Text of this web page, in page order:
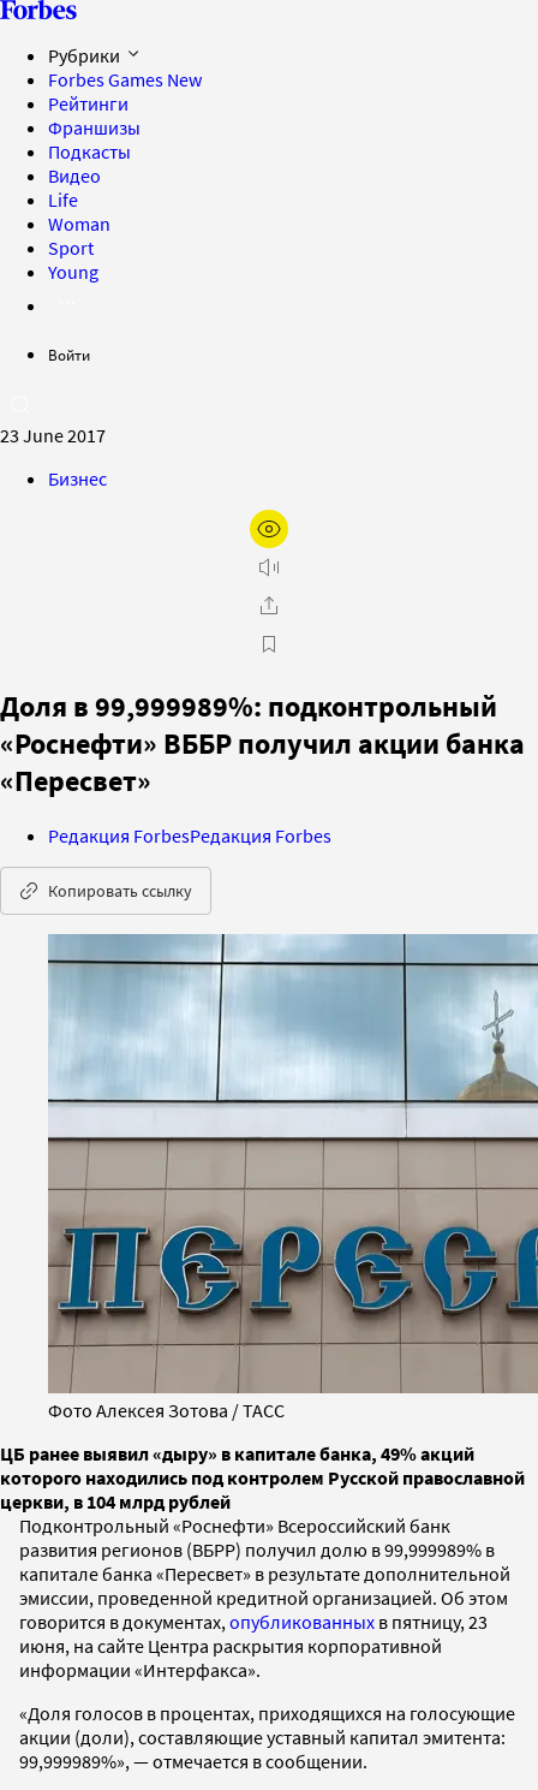
Рубрики
Forbes Games New
Рейтинги
Франшизы
Подкасты
Видео
Life
Woman
Sport
Young
Войти
23 June 2017
Бизнес
Доля в 99,999989%: подконтрольный
«Роснефти» ВББР получил акции банка
«Пересвет»
Редакция ForbesРедакция Forbes
Копировать ссылку
Фото Алексея Зотова / ТАСС
ЦБ ранее выявил «дыру» в капитале банка, 49% акций
которого находились под контролем Русской православной
церкви, в 104 млрд рублей
Подконтрольный «Роснефти» Всероссийский банк
развития регионов (ВБРР) получил долю в 99,999989% в
капитале банка «Пересвет» в результате дополнительной
эмиссии, проведенной кредитной организацией. Об этом
говорится в документах, опубликованных в пятницу, 23
июня, на сайте Центра раскрытия корпоративной
информации «Интерфакса».
«Доля голосов в процентах, приходящихся на голосующие
акции (доли), составляющие уставный капитал эмитента:
99,999989%», — отмечается в сообщении.